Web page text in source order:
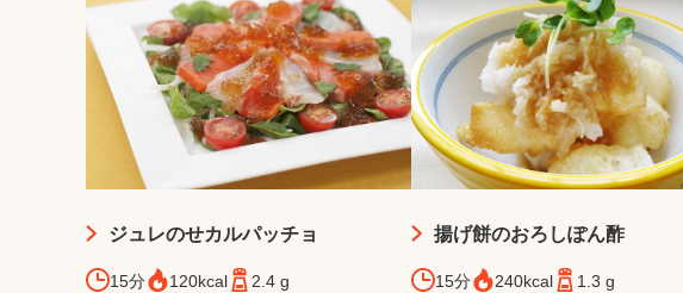
ジュレのせカルパッチョ
15分 120kcal 2.4 g
揚げ餅のおろしぽん酢
15分 240kcal 1.3 g